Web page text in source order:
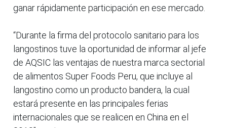
ganar rápidamente participación en ese mercado.
“Durante la firma del protocolo sanitario para los
langostinos tuve la oportunidad de informar al jefe
de AQSIC las ventajas de nuestra marca sectorial
de alimentos Super Foods Peru, que incluye al
langostino como un producto bandera, la cual
estará presente en las principales ferias
internacionales que se realicen en China en el